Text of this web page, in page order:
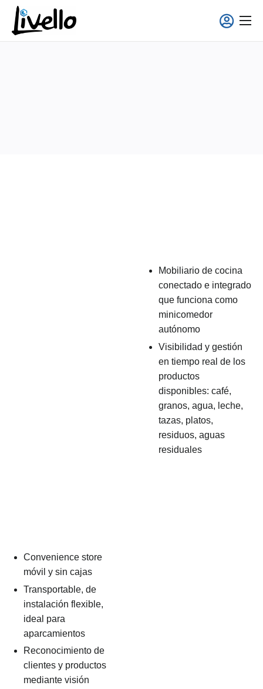
contenido
Mobiliario de cocina
conectado e integrado
que funciona como
minicomedor
autónomo
Visibilidad y gestión
en tiempo real de los
productos
disponibles: café,
granos, agua, leche,
tazas, platos,
residuos, aguas
residuales
Convenience store
móvil y sin cajas
Transportable, de
instalación flexible,
ideal para
aparcamientos
Reconocimiento de
clientes y productos
mediante visión